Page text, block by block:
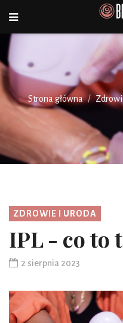
Strona główna
ZDROWIE I URODA
IPL - co to
2 sierpnia 2023